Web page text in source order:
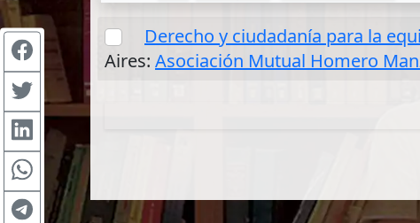
Derecho y ciudadanía para la
Aires: Asociación Mutual Homero